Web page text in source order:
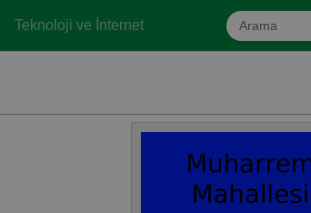
Teknoloji ve İnternet